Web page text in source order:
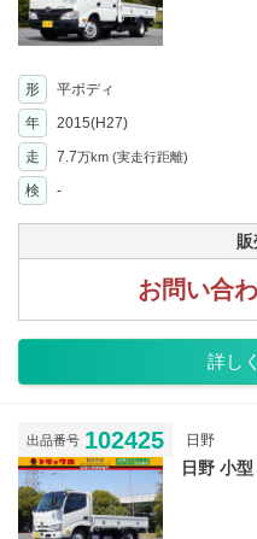
形 平ボディ
年
2015(H27)
走 7.7万km (実走行距離)
検
-
お問い合
詳し
出品番号 102425 日野
日野 小